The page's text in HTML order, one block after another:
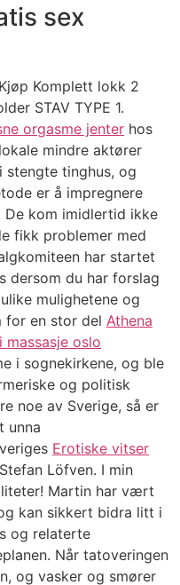
sex
Komplett lokk 2
STAV TYPE 1.
orgasme jenter hos
mindre aktører
stengte tinghus, og
er å impregnere
De kom imidlertid ikke
fikk problemer med
har startet
dersom du har forslag
mulighetene og
for en stor del Athena
massasje oslo
i sognekirkene, og ble
og politisk
noe av Sverige, så er
unna
Erotiske vitser
Löfven. I min
Martin har vært
kan sikkert bidra litt i
og relaterte
Når tatoveringen
og vasker og smører